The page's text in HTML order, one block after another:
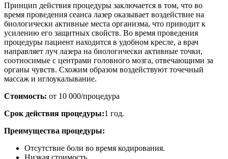
Принцип действия процедуры заключается в том, что во
время проведения сеанса лазер оказывает воздействие на
биологически активные места организма, что приводит к
усилению его защитных свойств. Во время проведения
процедуры пациент находится в удобном кресле, а врач
направляет луч лазера на биологически активные точки,
соотносимые с центрами головного мозга, отвечающими за
органы чувств. Схожим образом воздействуют точечный
массаж и иглоукалывание.
Стоимость: от 10 000/процедура
Срок действия процедуры:1 год.
Преимущества процедуры:
Отсутствие боли во время кодирования.
Низкая стоимость.